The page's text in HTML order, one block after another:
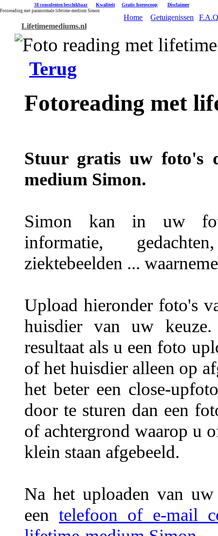
38 consulenten beschikbaar Kwaliteit Gratis horoscoop Disclaimer
Fotoreading met paranormale lifetime-medium Simon
Lifetimemediums.nl
Home Getuigenissen
Terug
Fotoreading met
Stuur gratis uw foto's
medium Simon.
Simon kan in uw
informatie,
ziektebeelden ...
Upload hieronder foto's
huisdier van uw
resultaat als u een foto
of het huisdier alleen op
het beter een close-
door te sturen dan een
of achtergrond waarop u
klein staan afgebeeld.
Na het uploaden van
eentelefoon of e-mail